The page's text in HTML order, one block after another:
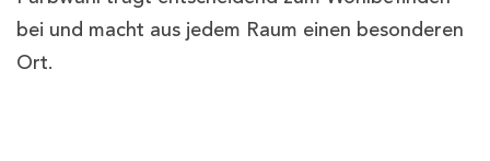
bei und macht aus jedem Raum einen besonderen
Ort.